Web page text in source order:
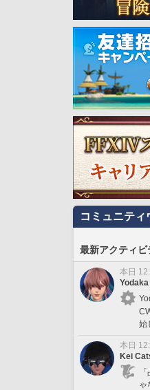
コミュニティ
最新アクティビ
本日
始
本日
Kei
ゃ